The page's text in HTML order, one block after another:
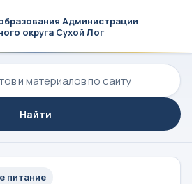
Администрации
округа Сухой Лог
Найти
питание